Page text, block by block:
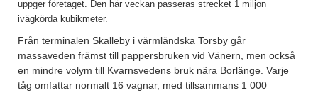
uppger företaget. Den här veckan passeras strecket 1 miljon
ivägkörda kubikmeter.
Från terminalen Skalleby i värmländska Torsby går
massaveden främst till pappersbruken vid Vänern, men också
en mindre volym till Kvarnsvedens bruk nära Borlänge. Varje
tåg omfattar normalt 16 vagnar, med tillsammans 1 000